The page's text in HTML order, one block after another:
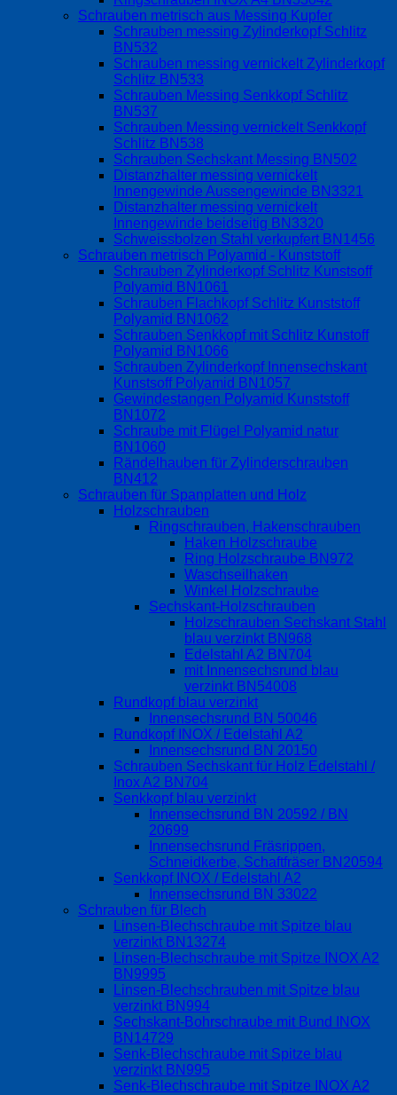
Schrauben metrisch aus Messing Kupfer
Schrauben messing Zylinderkopf Schlitz
BN532
Schrauben messing vernickelt Zylinderkopf
Schlitz BN533
Schrauben Messing Senkkopf Schlitz
BN537
Schrauben Messing vernickelt Senkkopf
Schlitz BN538
Schrauben Sechskant Messing BN502
Distanzhalter messing vernickelt
Innengewinde Aussengewinde BN3321
Distanzhalter messing vernickelt
Innengewinde beidseitig BN3320
Schweissbolzen Stahl verkupfert BN1456
Schrauben metrisch Polyamid - Kunststoff
Schrauben Zylinderkopf Schlitz Kunstsoff
Polyamid BN1061
Schrauben Flachkopf Schlitz Kunststoff
Polyamid BN1062
Schrauben Senkkopf mit Schlitz Kunstoff
Polyamid BN1066
Schrauben Zylinderkopf Innensechskant
Kunstsoff Polyamid BN1057
Gewindestangen Polyamid Kunststoff
BN1072
Schraube mit Flügel Polyamid natur
BN1060
Rändelhauben für Zylinderschrauben
BN412
Schrauben für Spanplatten und Holz
Holzschrauben
Ringschrauben, Hakenschrauben
Haken Holzschraube
Ring Holzschraube BN972
Waschseilhaken
Winkel Holzschraube
Sechskant-Holzschrauben
Holzschrauben Sechskant Stahl
blau verzinkt BN968
Edelstahl A2 BN704
mit Innensechsrund blau
verzinkt BN54008
Rundkopf blau verzinkt
Innensechsrund BN 50046
Rundkopf INOX / Edelstahl A2
Innensechsrund BN 20150
Schrauben Sechskant für Holz Edelstahl /
Inox A2 BN704
Senkkopf blau verzinkt
Innensechsrund BN 20592 / BN
20699
Innensechsrund Fräsrippen,
Schneidkerbe, Schaftfräser BN20594
Senkkopf INOX / Edelstahl A2
Innensechsrund BN 33022
Schrauben für Blech
Linsen-Blechschraube mit Spitze blau
verzinkt BN13274
Linsen-Blechschraube mit Spitze INOX A2
BN9995
Linsen-Blechschrauben mit Spitze blau
verzinkt BN994
Sechskant-Bohrschraube mit Bund INOX
BN14729
Senk-Blechschraube mit Spitze blau
verzinkt BN995
Senk-Blechschraube mit Spitze INOX A2